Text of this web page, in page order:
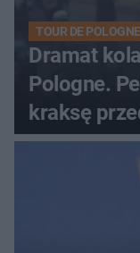
TOUR DE
Dramat
Pologne.
kraksę